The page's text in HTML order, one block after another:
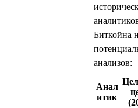
Биткойна
анализов:
Анал
итик